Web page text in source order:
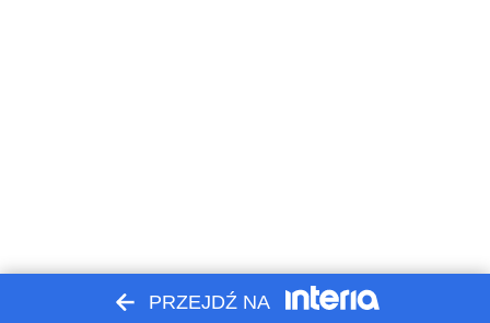
PRZEJDŹ NA